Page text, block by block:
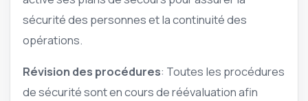
sécurité des personnes et la continuité des
opérations.
Révision des procédures: Toutes les procédures
de sécurité sont en cours de réévaluation afin